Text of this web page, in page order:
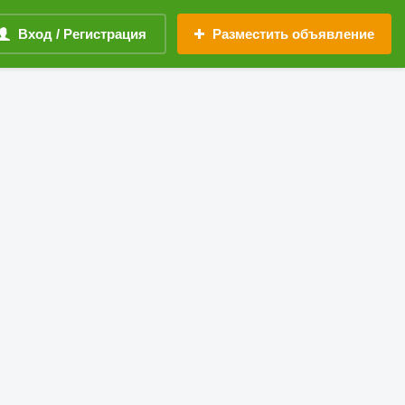
Вход / Регистрация Разместить объявление